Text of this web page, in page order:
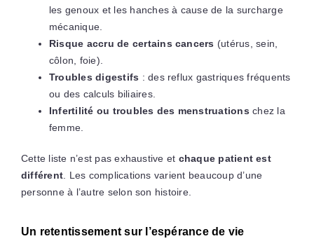
les genoux et les hanches à cause de la surcharge
mécanique.
Risque accru de certains cancers (utérus, sein,
côlon, foie).
Troubles digestifs : des reflux gastriques fréquents
ou des calculs biliaires.
Infertilité ou troubles des menstruations chez la
femme.
Cette liste n’est pas exhaustive et chaque patient est
différent . Les complications varient beaucoup d’une
personne à l’autre selon son histoire.
Un retentissement sur l’espérance de vie